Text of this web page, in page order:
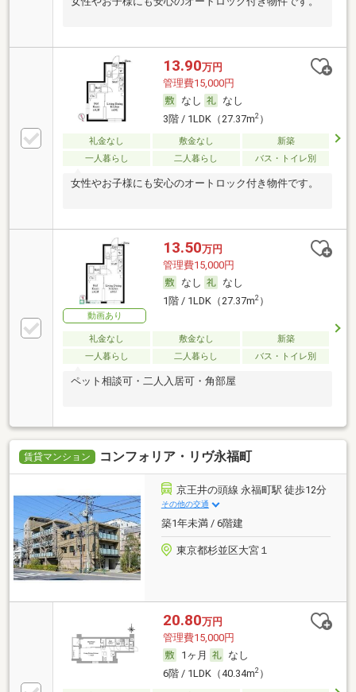
13.90万円
管理費15,000円
なし
なし
3階 / 1LDK（27.37m2）
礼金なし 敷金なし
新築
一人暮らし
二人暮らし バス・トイレ別
女性やお子様にも安心のオートロック付き物件です。
動画あり
13.50万円
管理費15,000円
なし
なし
1階 / 1LDK（27.37m2）
礼金なし 敷金なし
新築
一人暮らし
二人暮らし バス・トイレ別
ペット相談可・二人入居可・角部屋
賃貸マンション コンフォリア・リヴ永福町
京王井の頭線 永福町駅 徒歩12分
その他の交通
築1年未満 / 6階建
東京都杉並区大宮１
20.80万円
管理費15,000円
1ヶ月
なし
6階 / 1LDK（40.34m2）